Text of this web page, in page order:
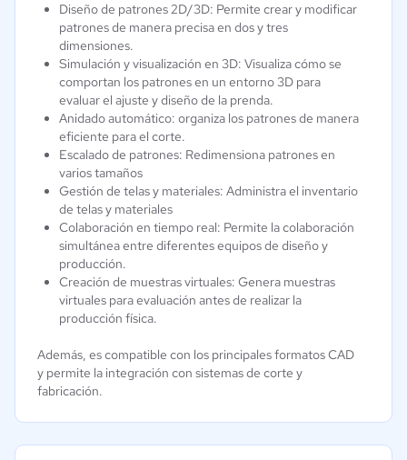
Diseño de patrones 2D/3D: Permite crear y modificar
patrones de manera precisa en dos y tres
dimensiones.
Simulación y visualización en 3D: Visualiza cómo se
comportan los patrones en un entorno 3D para
evaluar el ajuste y diseño de la prenda.
Anidado automático: organiza los patrones de manera
eficiente para el corte.
Escalado de patrones: Redimensiona patrones en
varios tamaños
Gestión de telas y materiales: Administra el inventario
de telas y materiales
Colaboración en tiempo real: Permite la colaboración
simultánea entre diferentes equipos de diseño y
producción.
Creación de muestras virtuales: Genera muestras
virtuales para evaluación antes de realizar la
producción física.
Además, es compatible con los principales formatos CAD
y permite la integración con sistemas de corte y
fabricación.